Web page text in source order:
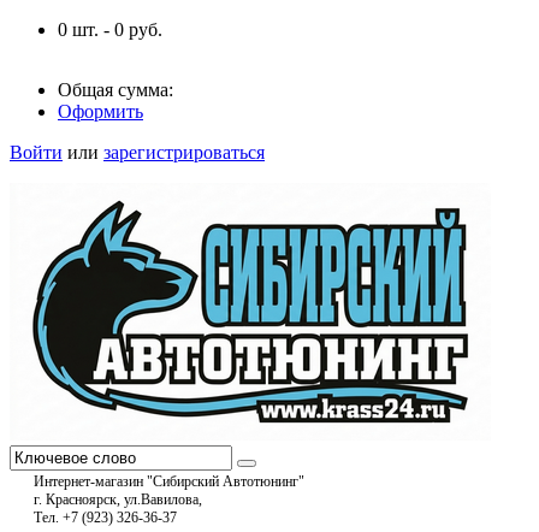
0 шт. - 0 руб.
Общая сумма:
Оформить
Войти или зарегистрироваться
Интернет-магазин "Сибирский Автотюнинг"
г. Красноярск, ул.Вавилова,
Тел. +7 (923) 326-36-37